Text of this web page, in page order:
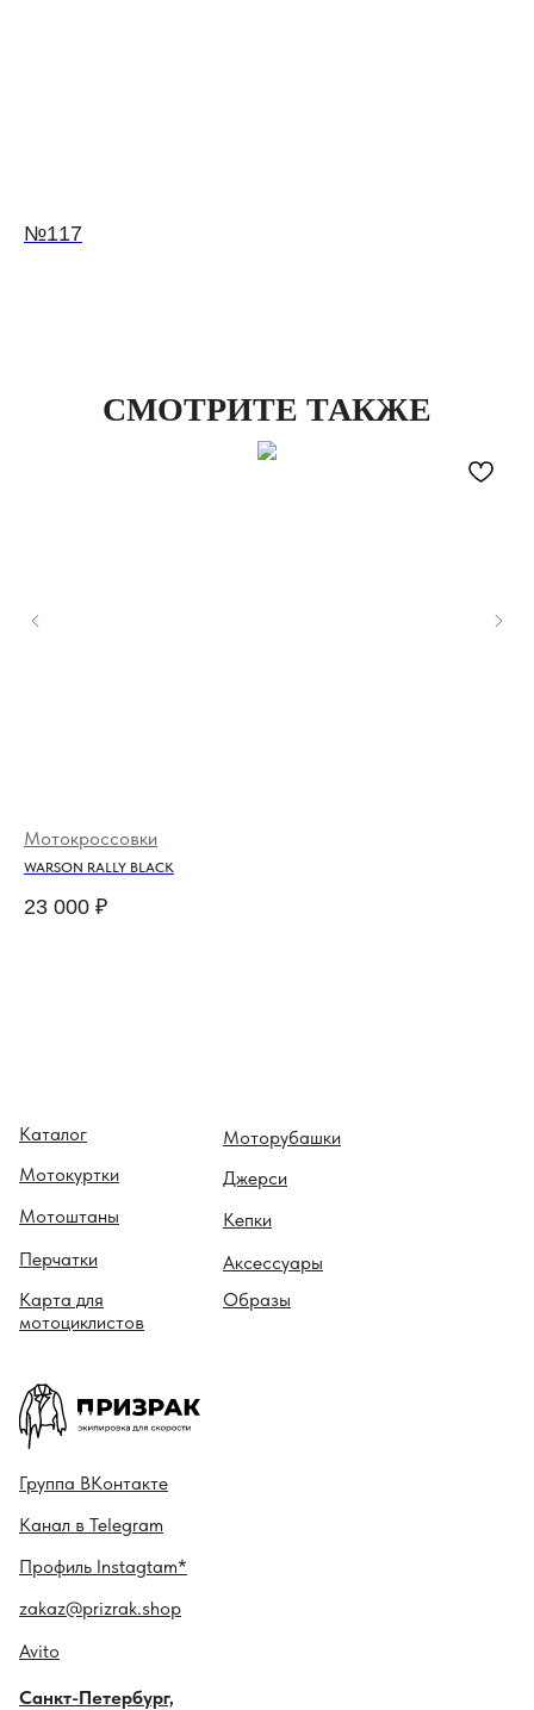
№117
СМОТРИТЕ ТАКЖЕ
WARSON RALLY BLACK
Мотокроссовки
23 000 ₽
Каталог
Мотокуртки
Мотоштаны
Перчатки
Карта для
мотоциклистов
Моторубашки
Образы
Джерси
Кепки
Аксессуары
Канал в Telegram
Профиль Instagtam*
Гру ппа ВКонтакте
zakaz@prizrak.shop
Санкт-Петербург,
Avito